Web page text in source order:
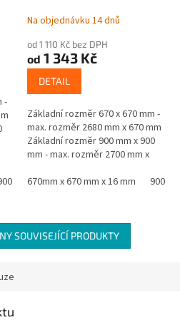
-
mm x 900 mm x 16 mm
Na objednávku 14 dnů
od 1 110 Kč bez DPH
od 1 343 Kč
DETAIL
Základní rozměr 670 x 670 mm -
max. rozměr 2680 mm x 670 mm
Základní rozměr 900 mm x 900
mm - max. rozměr 2700 mm x
MDF oboustranně laminovaná...
670mm x 670 mm x 16 mm 900
SOUVISEJÍCÍ PRODUKTY